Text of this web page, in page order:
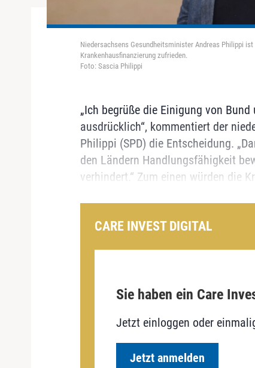
Niedersachsens Gesundheitsminister Andreas Philippi
Krankenhausfinanzierung zufrieden.
Foto: Sascia Philippi
„Ich begrüße die Einigung von
ausdrücklich“, kommentiert der
Philippi (SPD) die Entscheidung.
den Ländern Handlungsfähigkeit
verhindert.“ Zum einen würden die
CARE INVEST DIGITAL
Sie haben ein Care
Jetzt einloggen oder
Jetzt anmelden